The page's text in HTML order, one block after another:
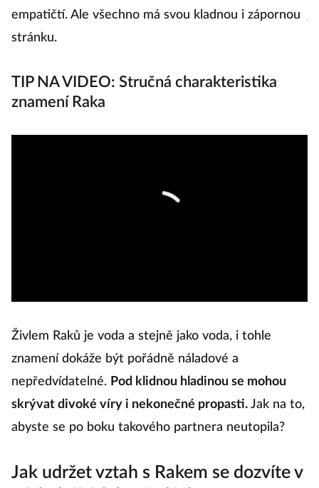
empatičtí. Ale všechno má svou kladnou i zápornou
stránku.
TIP NA VIDEO: Stručná charakteristika
znamení Raka
Živlem Raků je voda a stejně jako voda, i tohle
znamení dokáže být pořádně náladové a
nepředvídatelné. Pod klidnou hladinou se mohou
skrývat divoké víry i nekonečné propasti. Jak na to,
abyste se po boku takového partnera neutopila?
Jak udržet vztah s Rakem se dozvíte v